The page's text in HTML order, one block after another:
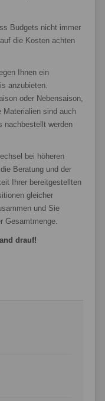
Budgets nicht immer
die Kosten achten
Ihnen ein
anzubieten.
oder Nebensaison,
Materialien sind auch
nachbestellt werden
bei höheren
Beratung und der
Ihrer bereitgestellten
gleicher
und Sie
Gesamtmenge.
drauf!